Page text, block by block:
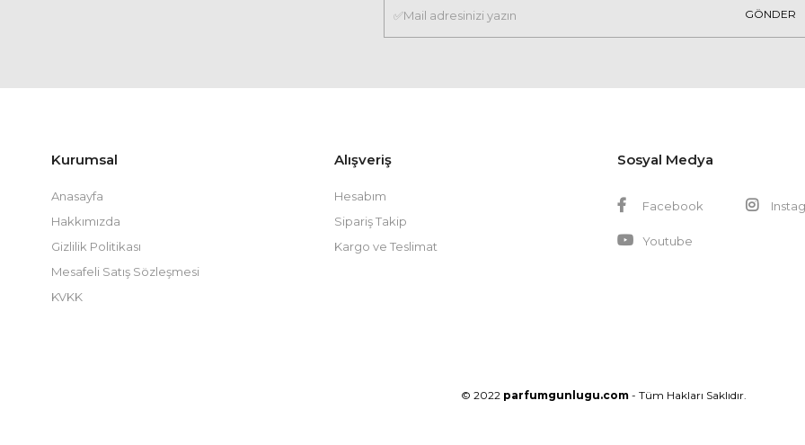
GÖNDER
Kurumsal
Anasayfa
Hakkımızda
Gizlilik Politikası
Mesafeli Satış Sözleşmesi
KVKK
Alışveriş
Hesabım
Sipariş Takip
Kargo ve Teslimat
Sosyal Medya
Facebook
Youtube
© 2022 parfumgunlugu.com - Tüm Hakları Saklıdır.